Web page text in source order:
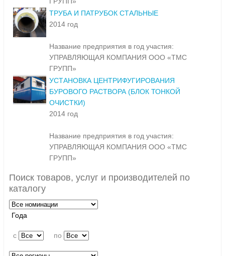
ТРУБА И ПАТРУБОК СТАЛЬНЫЕ
2014 год
Название предприятия в год участия:
УПРАВЛЯЮЩАЯ КОМПАНИЯ ООО «ТМС
ГРУПП»
УСТАНОВКА ЦЕНТРИФУГИРОВАНИЯ
БУРОВОГО РАСТВОРА (БЛОК ТОНКОЙ
ОЧИСТКИ)
2014 год
Название предприятия в год участия:
УПРАВЛЯЮЩАЯ КОМПАНИЯ ООО «ТМС
ГРУПП»
Поиск товаров, услуг и производителей по
каталогу
Года
c по